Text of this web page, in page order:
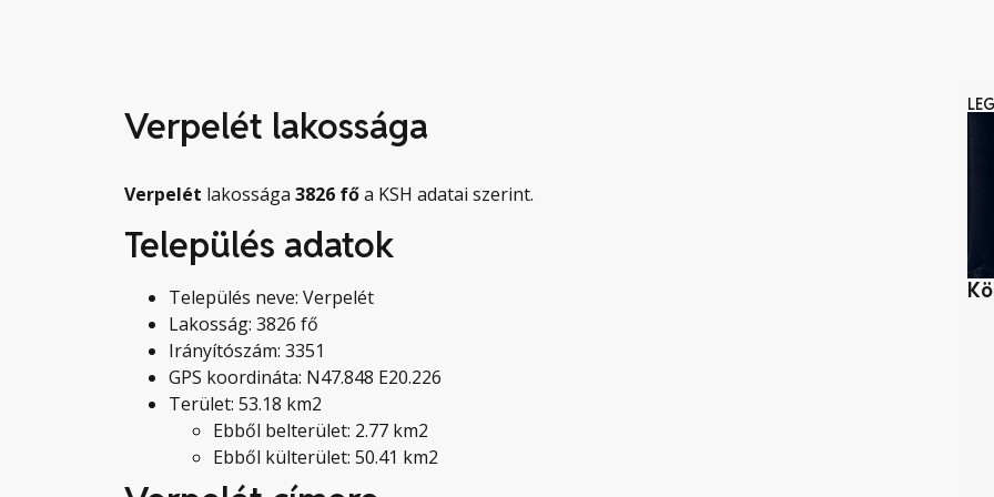
Verpelét lakossága
Verpelét lakossága 3826 főa KSH adatai szerint.
Település adatok
Település neve: Verpelét
Lakosság: 3826 fő
Irányítószám: 3351
GPS koordináta: N47.848 E20.226
Terület: 53.18 km2
Ebből belterület: 2.77 km2
Ebből külterület: 50.41 km2